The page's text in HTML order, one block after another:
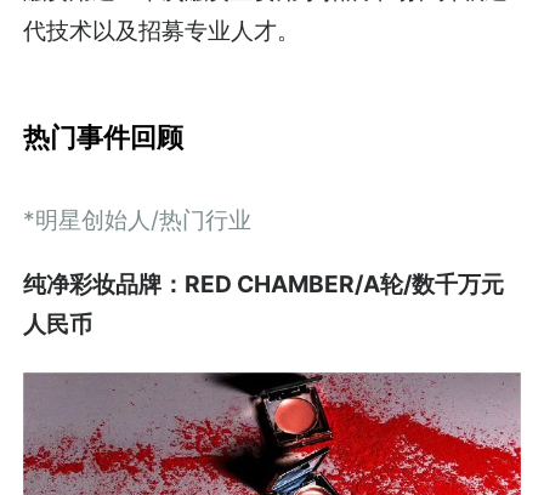
代技术以及招募专业人才。
热门事件回顾
*明星创始人/热门行业
纯净彩妆品牌：RED CHAMBER/A轮/数千万元
人民币